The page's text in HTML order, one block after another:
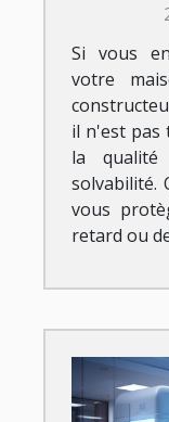
Si vous
votre
il n'est pas
la
solvabilité.
vous
retard ou